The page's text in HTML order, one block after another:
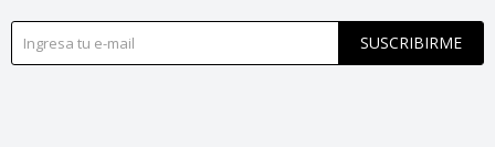
SUSCRIBIRME